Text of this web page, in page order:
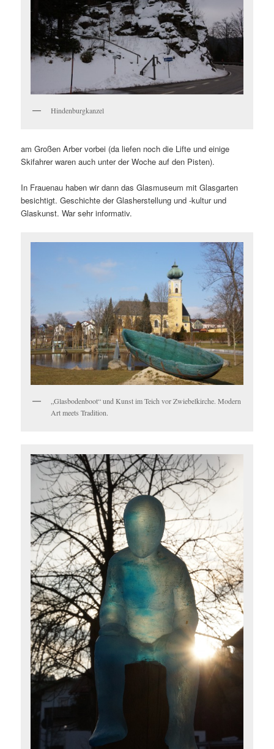
Hindenburgkanzel
am Großen Arber vorbei (da liefen noch die Lifte und einige
Skifahrer waren auch unter der Woche auf den Pisten).
In Frauenau haben wir dann das Glasmuseum mit Glasgarten
besichtigt. Geschichte der Glasherstellung und -kultur und
Glaskunst. War sehr informativ.
„Glasbodenboot“ und Kunst im Teich vor Zwiebelkirche. Modern
Art meets Tradition.